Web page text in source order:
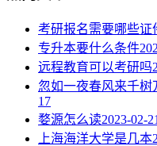
考研报名需要哪些证
专升本要什么条件
远程教育可以考研吗
忽如一夜春风来千
17
婺源怎么读2023-02-21
上海海洋大学是几本